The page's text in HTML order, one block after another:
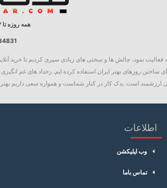
همه روزه تا ۲۴ بامداد
سال 1393 بصورت رسمی شروع به فعالیت نمود، چالش ها و سختی های زیادی
ساختن روزهای بهتر ایران استفاده کرده ایم. رخداد های غم
ارزشمند است. یدک کار در کنار شماست و همواره سعی داریم
اطلاعات
وب اپلیکشن
تماس باما